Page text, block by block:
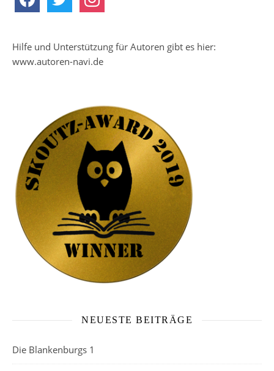
Hilfe und Unterstützung für Autoren gibt es hier:
www.autoren-navi.de
NEUESTE BEITRÄGE
Die Blankenburgs 1